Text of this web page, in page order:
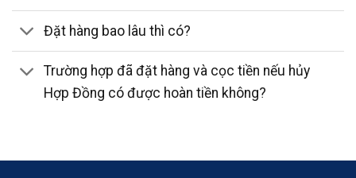
Đặt hàng bao lâu thì có?
Trường hợp đã đặt hàng và cọc tiền nếu hủy
Hợp Đồng có được hoàn tiền không?